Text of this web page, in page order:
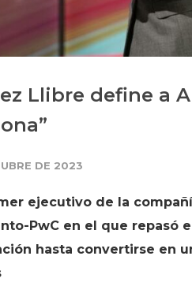
Llibre define a
DE 2023
ejecutivo de la
PwC en el que repasó
hasta convertirse en